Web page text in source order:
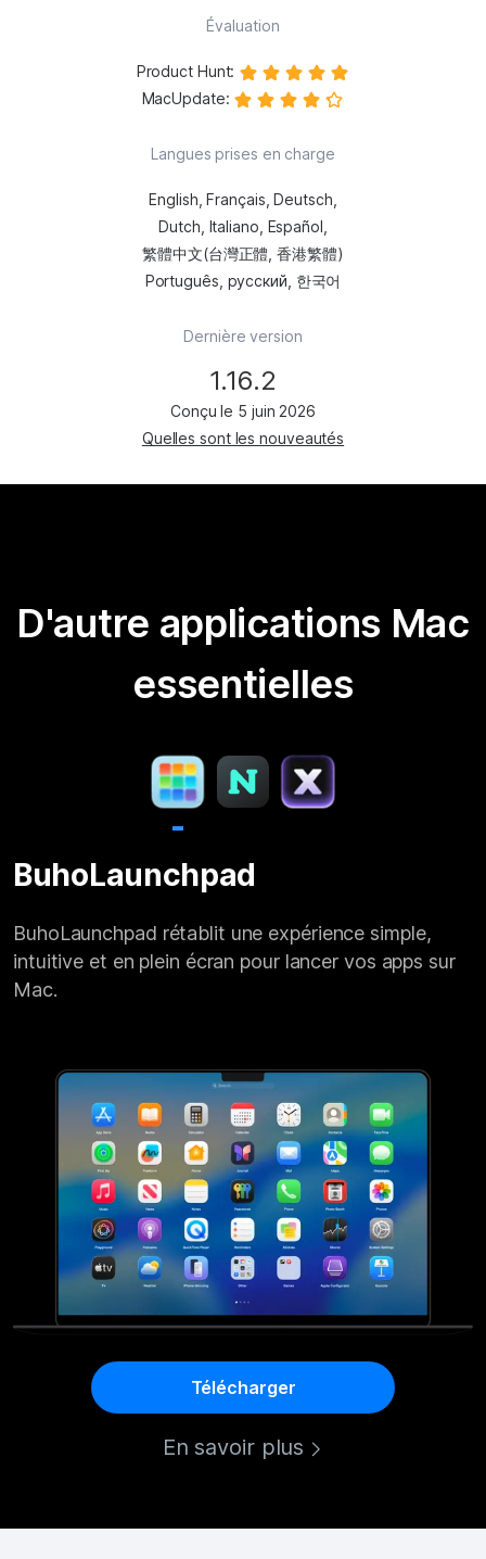
Évaluation
Product Hunt:
MacUpdate:
Langues prises en charge
English, Français, Deutsch,
Dutch, Italiano, Español,
繁體中文(台灣正體, 香港繁體)
Português, русский, 한국어
Dernière version
1.16.2
Quelles sont les nouveautés
D'autre applications Mac
essentielles
BuhoLaunchpad
BuhoLaunchpad rétablit une expérience simple,
intuitive et en plein écran pour lancer vos apps sur
Mac.
Télécharger
En savoir plus